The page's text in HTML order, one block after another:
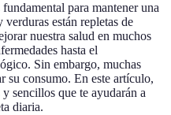
para mantener una
están repletas de
nuestra salud en muchos
hasta el
Sin embargo, muchas
su consumo. En este artículo,
sencillos que te ayudarán a
diaria.